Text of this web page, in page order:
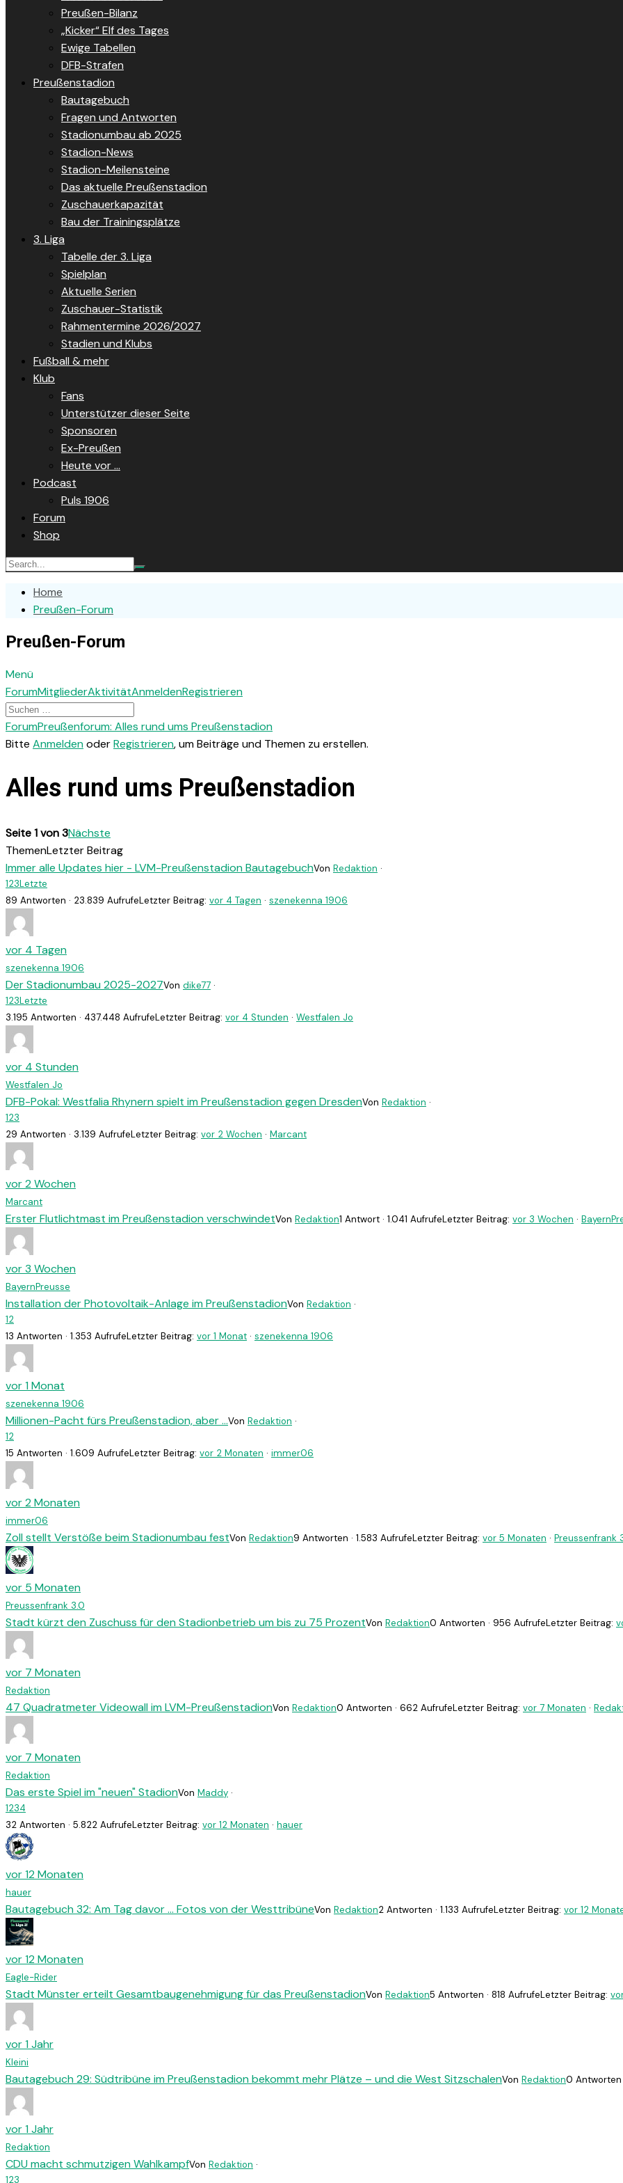
Preußen-Bilanz
„Kicker“ Elf des Tages
Ewige Tabellen
DFB-Strafen
Preußenstadion
Bautagebuch
Fragen und Antworten
Stadionumbau ab 2025
Stadion-News
Stadion-Meilensteine
Das aktuelle Preußenstadion
Zuschauerkapazität
Bau der Trainingsplätze
3. Liga
Tabelle der 3. Liga
Spielplan
Aktuelle Serien
Zuschauer-Statistik
Rahmentermine 2026/2027
Stadien und Klubs
Fußball & mehr
Klub
Fans
Unterstützer dieser Seite
Sponsoren
Ex-Preußen
Heute vor …
Podcast
Puls 1906
Forum
Shop
Home
Preußen-Forum
Preußen-Forum
Menü
Forum-
Navigation
ForumMitgliederAktivitätAnmeldenRegistrieren
Forum-
Breadcrumbs
Du
bist
ForumPreußenforum: Alles rund ums Preußenstadion
Bitte AnmeldenoderRegistrieren, um Beiträge und Themen zu erstellen.
Alles rund ums Preußenstadion
Seite 1 von 3Nächste
ThemenLetzter Beitrag
Immer alle Updates hier - LVM-Preußenstadion BautagebuchVon Redaktion ·
123Letzte
89 Antworten · 23.839 AufrufeLetzter Beitrag: vor 4 Tagen · szenekenna 1906
vor 4 Tagen
szenekenna 1906
Der Stadionumbau 2025-2027Von dike77 ·
123Letzte
3.195 Antworten · 437.448 AufrufeLetzter Beitrag: vor 4 Stunden · Westfalen Jo
vor 4 Stunden
Westfalen Jo
DFB-Pokal: Westfalia Rhynern spielt im Preußenstadion gegen DresdenVon Redaktion ·
123
29 Antworten · 3.139 AufrufeLetzter Beitrag: vor 2 Wochen · Marcant
vor 2 Wochen
Marcant
Erster Flutlichtmast im Preußenstadion verschwindetVon Redaktion1 Antwort · 1.041 AufrufeLetzter Beitrag: vor 3 Wochen ·
vor 3 Wochen
BayernPreusse
Installation der Photovoltaik-Anlage im PreußenstadionVon Redaktion ·
12
13 Antworten · 1.353 AufrufeLetzter Beitrag: vor 1 Monat · szenekenna 1906
vor 1 Monat
szenekenna 1906
Millionen-Pacht fürs Preußenstadion, aber …Von Redaktion ·
12
15 Antworten · 1.609 AufrufeLetzter Beitrag: vor 2 Monaten · immer06
vor 2 Monaten
immer06
Zoll stellt Verstöße beim Stadionumbau festVon Redaktion9 Antworten · 1.583 AufrufeLetzter Beitrag: vor 5 Monaten · Preussenfrank
vor 5 Monaten
Preussenfrank 3.0
Stadt kürzt den Zuschuss für den Stadionbetrieb um bis zu 75 ProzentVon Redaktion0 Antworten · 956 AufrufeLetzter Beitrag:
vor 7 Monaten
Redaktion
47 Quadratmeter Videowall im LVM-PreußenstadionVon Redaktion0 Antworten · 662 AufrufeLetzter Beitrag: vor 7 Monaten ·
vor 7 Monaten
Redaktion
Das erste Spiel im "neuen" StadionVon Maddy ·
1234
32 Antworten · 5.822 AufrufeLetzter Beitrag: vor 12 Monaten · hauer
vor 12 Monaten
hauer
Bautagebuch 32: Am Tag davor … Fotos von der WesttribüneVon Redaktion2 Antworten · 1.133 AufrufeLetzter Beitrag: vor 12
vor 12 Monaten
Eagle-Rider
Stadt Münster erteilt Gesamtbaugenehmigung für das PreußenstadionVon Redaktion5 Antworten · 818 AufrufeLetzter Beitrag:
vor 1 Jahr
Kleini
Bautagebuch 29: Südtribüne im Preußenstadion bekommt mehr Plätze – und die West SitzschalenVon Redaktion0 Antworten
vor 1 Jahr
Redaktion
CDU macht schmutzigen WahlkampfVon Redaktion ·
123